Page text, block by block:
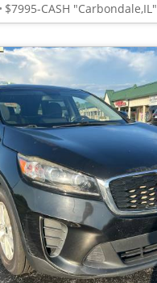
$7995-CASH "Carbondale,IL"